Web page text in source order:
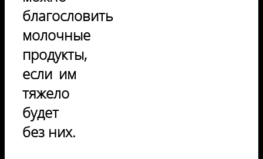
благословить
молочные
продукты,
если им
тяжело
будет
без них.